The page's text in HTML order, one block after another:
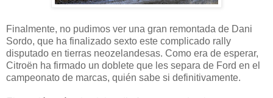
Finalmente, no pudimos ver una gran remontada de Dani
Sordo, que ha finalizado sexto este complicado rally
disputado en tierras neozelandesas. Como era de esperar,
Citroën ha firmado un doblete que les separa de Ford en el
campeonato de marcas, quién sabe si definitivamente.